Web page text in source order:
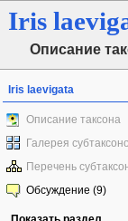
Iris
Описание
Iris laevigata
Описание таксона
Галерея
Перечень
Обсуждение (9)